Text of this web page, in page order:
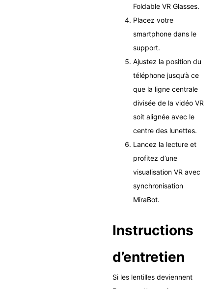
Foldable VR Glasses.
Placez votre
smartphone dans le
support.
Ajustez la position du
téléphone jusqu’à ce
que la ligne centrale
divisée de la vidéo VR
soit alignée avec le
centre des lunettes.
Lancez la lecture et
profitez d’une
visualisation VR avec
synchronisation
MiraBot.
Instructions
d’entretien
Si les lentilles deviennent